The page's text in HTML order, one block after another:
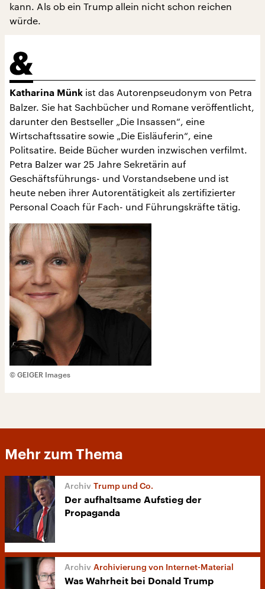
kann. Als ob ein Trump allein nicht schon reichen
würde.
Katharina Münk ist das Autorenpseudonym von Petra
Balzer. Sie hat Sachbücher und Romane veröffentlicht,
darunter den Bestseller „Die Insassen“, eine
Wirtschaftssatire sowie „Die Eisläuferin“, eine
Politsatire. Beide Bücher wurden inzwischen verfilmt.
Petra Balzer war 25 Jahre Sekretärin auf
Geschäftsführungs- und Vorstandsebene und ist
heute neben ihrer Autorentätigkeit als zertifizierter
Personal Coach für Fach- und Führungskräfte tätig.
© GEIGER Images
Mehr zum Thema
Trump und Co.
Der aufhaltsame Aufstieg der
Propaganda
Archivierung von Internet-Material
Was Wahrheit bei Donald Trump